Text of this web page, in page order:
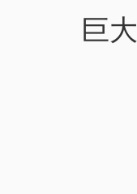
巨